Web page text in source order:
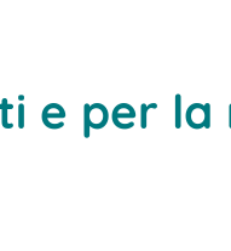
e per la